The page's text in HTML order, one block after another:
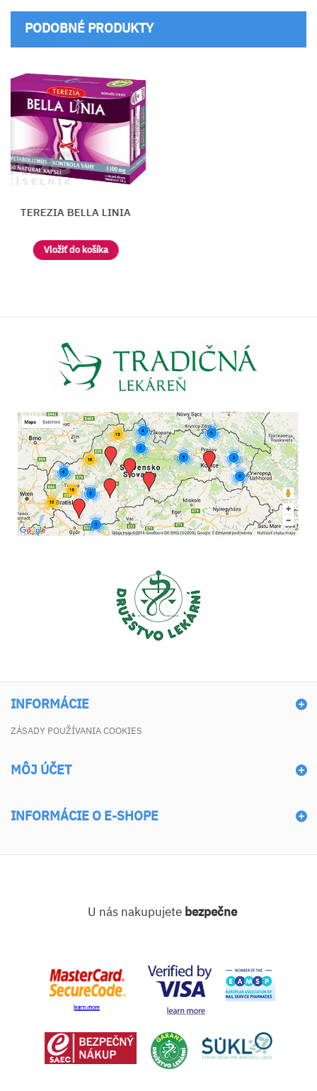
PODOBNÉ PRODUKTY
TEREZIA BELLA LINIA
Vložiť do košíka
INFORMÁCIE
ZÁSADY POUŽÍVANIA COOKIES
MÔJ ÚČET
INFORMÁCIE O E-SHOPE
U nás nakupujete bezpečne